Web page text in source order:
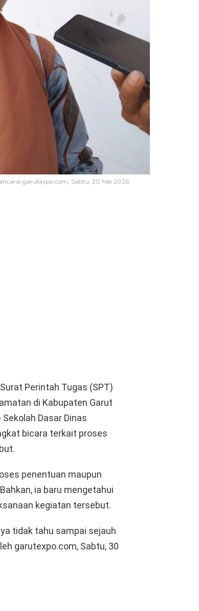
garutexpo.com, Sabtu, 30 Mei 2026.
Perintah Tugas (SPT)
di Kabupaten Garut
Dasar Dinas
bicara terkait proses
penentuan maupun
ia baru mengetahui
kegiatan tersebut.
tidak tahu sampai sejauh
garutexpo.com, Sabtu, 30